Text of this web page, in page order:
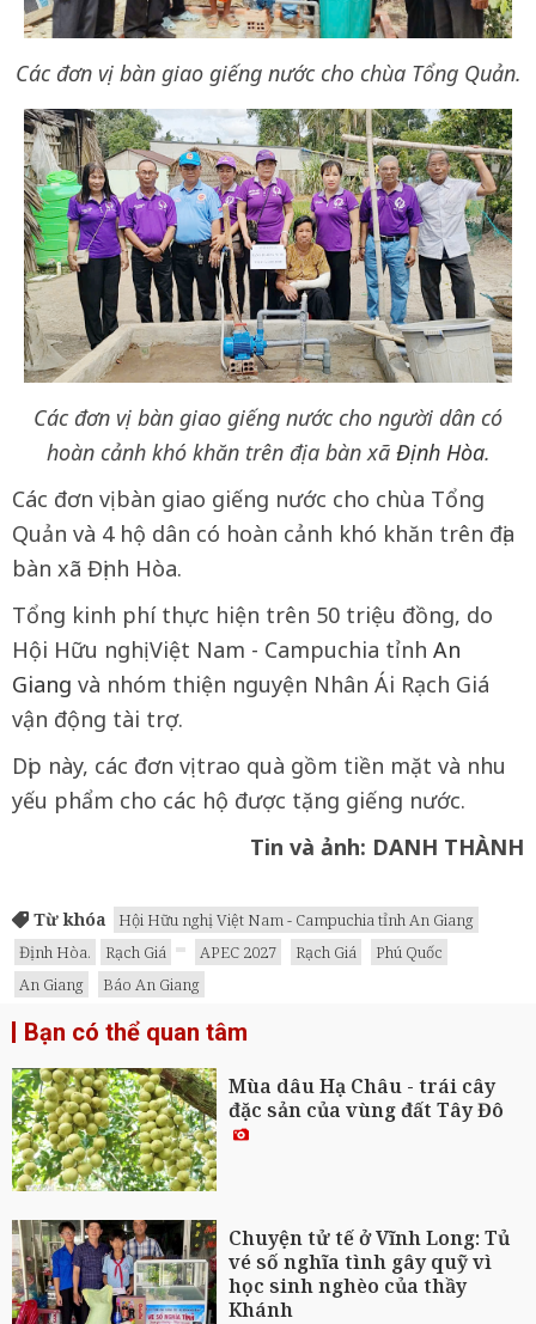
Các đơn vị bàn giao giếng nước cho chùa Tổng Quản.
Các đơn vị bàn giao giếng nước cho người dân có
hoàn cảnh khó khăn trên địa bàn xã Định Hòa.
Các đơn vị bàn giao giếng nước cho chùa Tổng
Quản và 4 hộ dân có hoàn cảnh khó khăn trên địa
bàn xã Định Hòa.
Tổng kinh phí thực hiện trên 50 triệu đồng, do
Hội Hữu nghị Việt Nam - Campuchia tỉnh An
Giang và nhóm thiện nguyện Nhân Ái Rạch Giá
vận động tài trợ.
Dịp này, các đơn vị trao quà gồm tiền mặt và nhu
yếu phẩm cho các hộ được tặng giếng nước.
Tin và ảnh: DANH THÀNH
Từ khóa
Hội Hữu nghị Việt Nam - Campuchia tỉnh An Giang
Định Hòa.
Rạch Giá APEC 2027 Rạch Giá
Phú Quốc
An Giang
Báo An Giang
Bạn có thể quan tâm
Mùa dâu Hạ Châu - trái cây
đặc sản của vùng đất Tây Đô
Chuyện tử tế ở Vĩnh Long: Tủ
vé số nghĩa tình gây quỹ vì
học sinh nghèo của thầy
Khánh